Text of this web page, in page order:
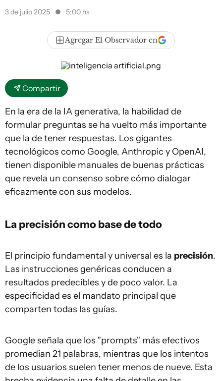
3 de julio 2025 5:00 hs
Agregar El Observador en
Compartir
En la era de la IA generativa, la habilidad de
formular preguntas se ha vuelto más importante
que la de tener respuestas. Los gigantes
tecnológicos como Google, Anthropic y OpenAI,
tienen disponible manuales de buenas prácticas
que revela un consenso sobre cómo dialogar
eficazmente con sus modelos.
La precisión como base de todo
El principio fundamental y universal es la precisión.
Las instrucciones genéricas conducen a
resultados predecibles y de poco valor. La
especificidad es el mandato principal que
comparten todas las guías.
Google señala que los "prompts" más efectivos
promedian 21 palabras, mientras que los intentos
de los usuarios suelen tener menos de nueve. Esta